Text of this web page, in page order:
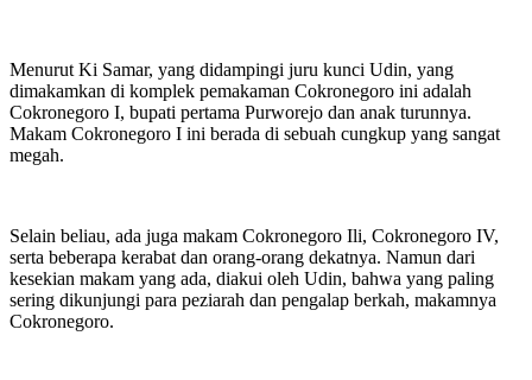
Menurut Ki Samar, yang didampingi juru kunci Udin, yang
dimakamkan di komplek pemakaman Cokronegoro ini adalah
Cokronegoro I, bupati pertama Purworejo dan anak turunnya.
Makam Cokronegoro I ini berada di sebuah cungkup yang sangat
megah.
Selain beliau, ada juga makam Cokronegoro Ili, Cokronegoro IV,
serta beberapa kerabat dan orang-orang dekatnya. Namun dari
kesekian makam yang ada, diakui oleh Udin, bahwa yang paling
sering dikunjungi para peziarah dan pengalap berkah, makamnya
Cokronegoro.